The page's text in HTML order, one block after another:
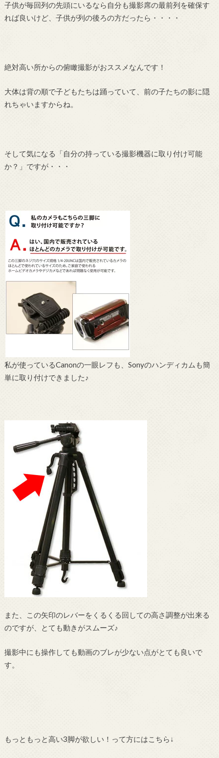
子供が毎回列の先頭にいるなら自分も撮影席の最前列を確保す
れば良いけど、子供が列の後ろの方だったら・・・・
絶対高い所からの俯瞰撮影がおススメなんです！
大体は背の順で子どもたちは踊っていて、前の子たちの影に隠
れちゃいますからね。
そして気になる「自分の持っている撮影機器に取り付け可能
か？」ですが・・・
私が使っているCanonの一眼レフも、Sonyのハンディカムも簡
単に取り付けできました♪
また、この矢印のレバーをくるくる回しての高さ調整が出来る
のですが、とても動きがスムーズ♪
撮影中にも操作しても動画のブレが少ない点がとても良いで
す。
もっともっと高い3脚が欲しい！って方にはこちら↓